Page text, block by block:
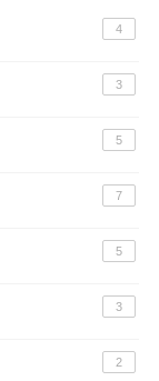
4
3
5
7
5
3
2